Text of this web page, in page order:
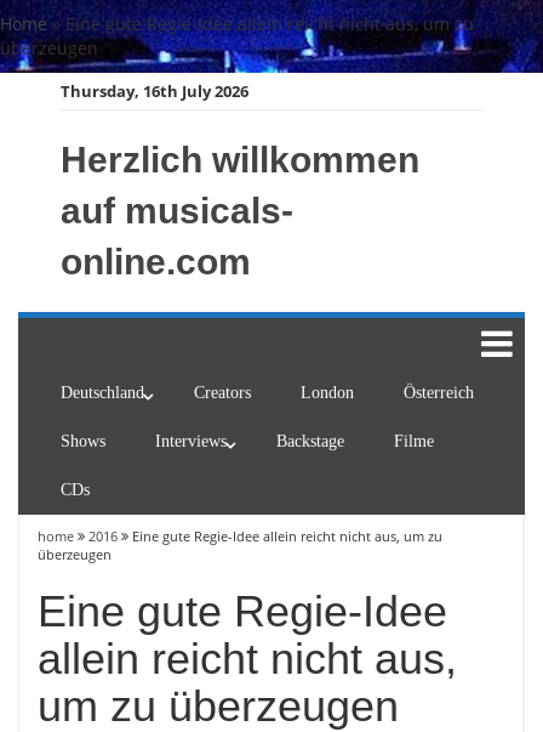
Skip
to
content
Home» Eine gute Regie-Idee allein reicht nicht aus, um zu
überzeugen
Thursday, 16th July 2026
Herzlich willkommen
auf musicals-
online.com
Deutschland Creators London Österreich
Shows Interviews Backstage Filme
CDs
home 2016
Eine gute Regie-Idee allein reicht nicht aus, um zu
überzeugen
Eine gute Regie-Idee
allein reicht nicht aus,
um zu überzeugen